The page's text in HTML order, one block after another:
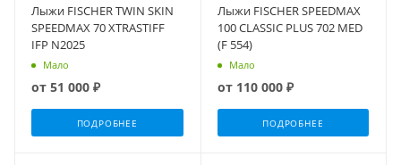
Лыжи FISCHER TWIN SKIN
SPEEDMAX 70 XTRASTIFF
IFP N2025
Мало
от 51 000 ₽
ПОДРОБНЕЕ
Лыжи FISCHER SPEEDMAX
100 CLASSIC PLUS 702 MED
(F 554)
Мало
от 110 000 ₽
ПОДРОБНЕЕ